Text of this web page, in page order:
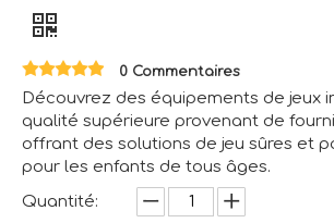
0 Commentaires
Découvrez des équipements de jeux
qualité supérieure provenant de
offrant des solutions de jeu sûres et
pour les enfants de tous âges.
Quantité: